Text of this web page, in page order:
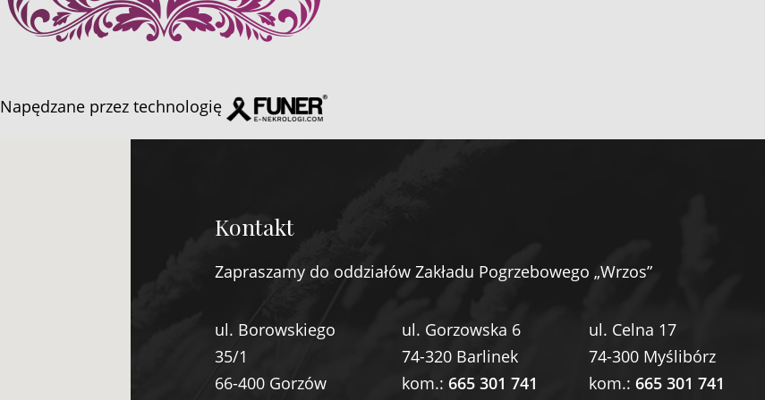
Napędzane przez technologię
Kontakt
Zapraszamy do oddziałów Zakładu Pogrzebowego „Wrzos”
ul. Borowskiego
35/1
66-400 Gorzów
ul. Gorzowska 6
74-320 Barlinek
kom.:665 301 741
ul. Celna 17
74-300 Myślibórz
kom.:665 301 741